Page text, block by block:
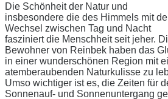
Die Schönheit der Natur und
insbesondere die des Himmels mit
Wechsel zwischen Tag und Nacht
fasziniert die Menschheit seit jeher.
Bewohner von Reinbek haben das
in einer wunderschönen Region mit
atemberaubenden Naturkulisse zu
Umso wichtiger ist es, die Zeiten für
Sonnenauf- und Sonnenuntergang